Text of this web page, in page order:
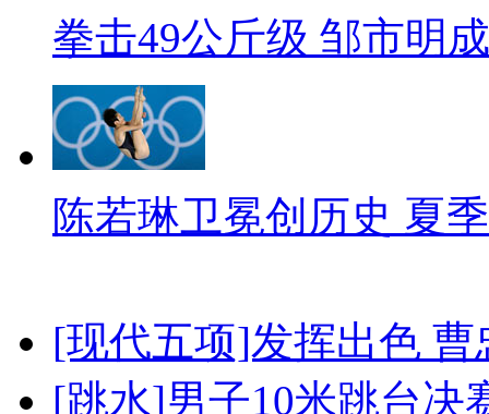
拳击49公斤级 邹市明
陈若琳卫冕创历史 夏
[现代五项]发挥出色
[跳水]男子10米跳台决